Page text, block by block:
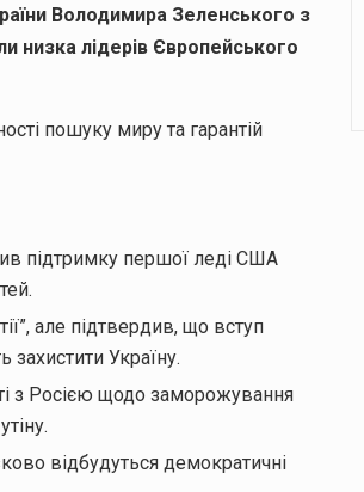
Володимира Зеленського з
лідерів Європейського
пошуку миру та гарантій
підтримку першої леді США
але підтвердив, що вступ
Україну.
з Росією щодо заморожування
відбудуться демократичні